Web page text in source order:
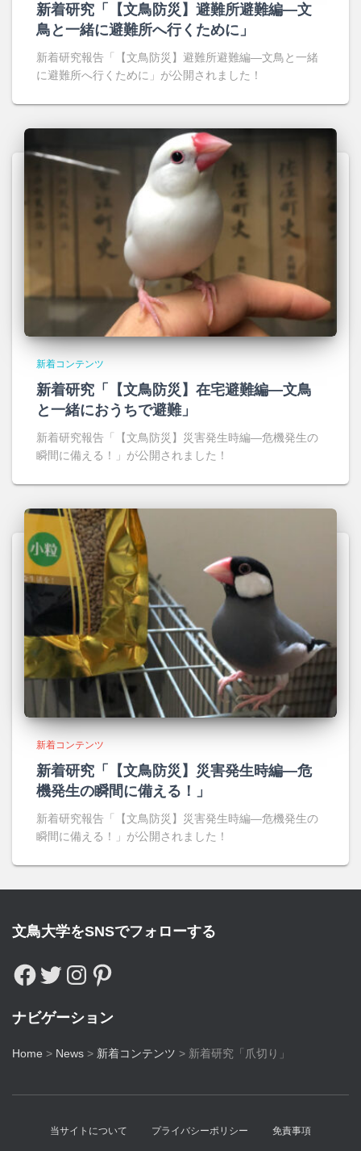
新着研究「【文鳥防災】避難所避難編―文
鳥と一緒に避難所へ行くために」
新着研究報告「【文鳥防災】避難所避難編―文鳥と一緒
に避難所へ行くために」が公開されました！
新着コンテンツ
新着研究「【文鳥防災】在宅避難編―文鳥
と一緒におうちで避難」
新着研究報告「【文鳥防災】災害発生時編―危機発生の
瞬間に備える！」が公開されました！
新着コンテンツ
新着研究「【文鳥防災】災害発生時編―危
機発生の瞬間に備える！」
新着研究報告「【文鳥防災】災害発生時編―危機発生の
瞬間に備える！」が公開されました！
文鳥大学をSNSでフォローする
ナビゲーション
Home > News > 新着コンテンツ > 新着研究「爪切り」
当サイトについて プライバシーポリシー 免責事項